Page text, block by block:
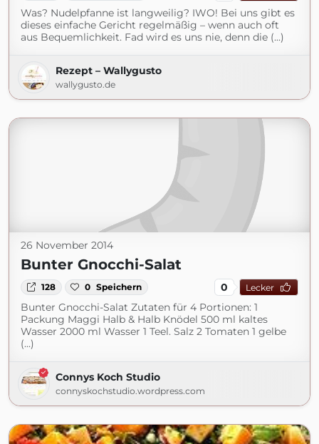
Was? Nudelpfanne ist langweilig? IWO! Bei uns gibt es
dieses einfache Gericht regelmäßig – wenn auch oft
aus Bequemlichkeit. Fad wird es uns nie, denn die (...)
Rezept – Wallygusto
wallygusto.de
26 November 2014
Bunter Gnocchi-Salat
128 0 Speichern 0 Lecker
Bunter Gnocchi-Salat Zutaten für 4 Portionen: 1
Packung Maggi Halb & Halb Knödel 500 ml kaltes
Wasser 2000 ml Wasser 1 Teel. Salz 2 Tomaten 1 gelbe
(...)
Connys Koch Studio
connyskochstudio.wordpress.com